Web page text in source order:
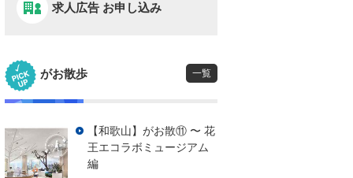
求人広告 お申し込み
がお散歩 一覧
【和歌山】がお散⑪ 〜 花
王エコラボミュージアム
編